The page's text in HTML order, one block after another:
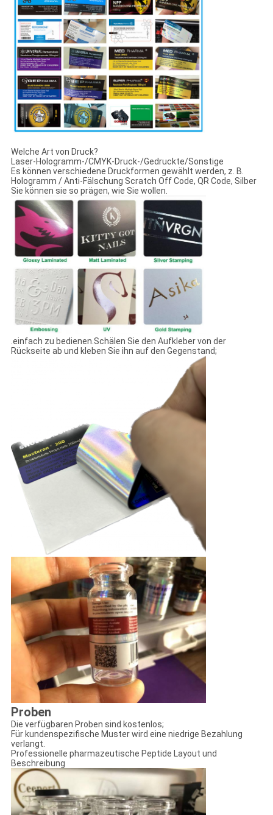
Welche Art von Druck?
Laser-Hologramm-/CMYK-Druck-/Gedruckte/Sonstige
Es können verschiedene Druckformen gewählt werden, z. B.
Hologramm / Anti-Fälschung Scratch Off Code, QR Code, Silber
Sie können sie so prägen, wie Sie wollen.
.einfach zu bedienen.Schälen Sie den Aufkleber von der
Rückseite ab und kleben Sie ihn auf den Gegenstand;
Proben
Die verfügbaren Proben sind kostenlos;
Für kundenspezifische Muster wird eine niedrige Bezahlung
verlangt.
Professionelle pharmazeutische Peptide Layout und
Beschreibung